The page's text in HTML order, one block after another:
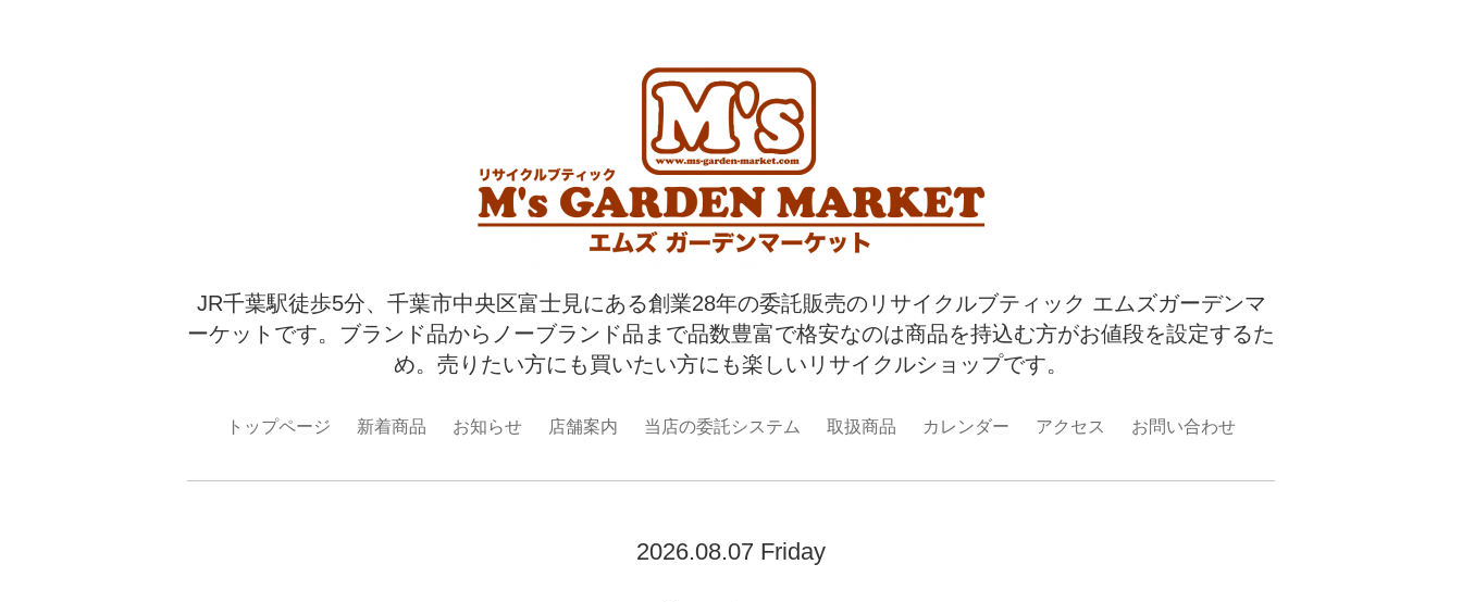
JR千葉駅徒歩5分、千葉市中央区富士見にある創業28年の委託販売のリサイクルブティック エムズガーデンマ
ーケットです。ブランド品からノーブランド品まで品数豊富で格安なのは商品を持込む方がお値段を設定するた
め。売りたい方にも買いたい方にも楽しいリサイクルショップです。
トップページ 新着商品 お知らせ 店舗案内 当店の委託システム 取扱商品 カレンダー アクセス お問い合わせ
2026.08.07 Friday